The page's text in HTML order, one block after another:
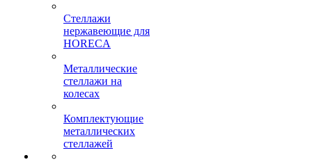
Стеллажи
нержавеющие для
HORECA
Металлические
стеллажи на
колесах
Комплектующие
металлических
стеллажей